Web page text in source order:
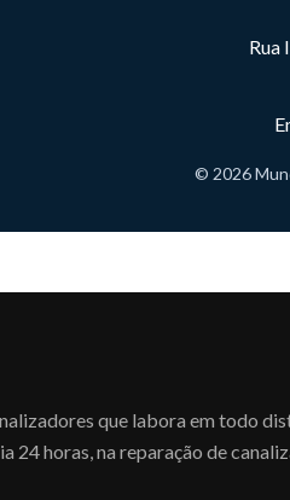
Rua
© 2026
que labora em todo
24 horas, na reparação de